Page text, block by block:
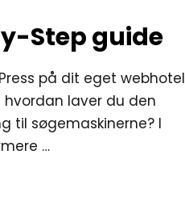
Step guide
på dit eget webhotel
laver du den
til søgemaskinerne? I
…